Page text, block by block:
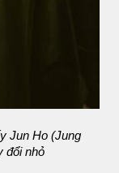
Jun Ho (Jung
đổi nhỏ